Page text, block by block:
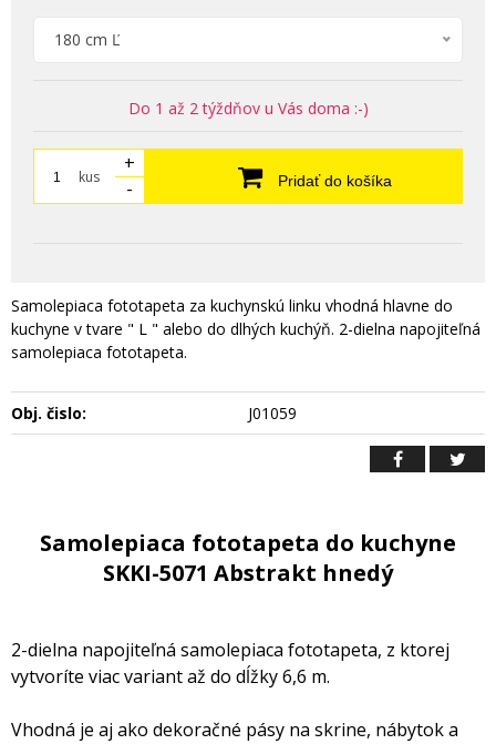
180 cm Ľ
Do 1 až 2 týždňov u Vás doma :-)
kus
+
-
Pridať do košíka
Samolepiaca fototapeta za kuchynskú linku vhodná hlavne do
kuchyne v tvare " L " alebo do dlhých kuchýň. 2-dielna napojiteľná
samolepiaca fototapeta.
Obj. čislo: J01059
Samolepiaca fototapeta do kuchyne
SKKI-5071 Abstrakt hnedý
2-dielna napojiteľná samolepiaca fototapeta, z ktorej
vytvoríte viac variant až do dĺžky 6,6 m.
Vhodná je aj ako dekoračné pásy na skrine, nábytok a